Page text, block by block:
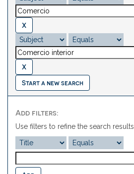
Start a new search
Add filters:
Use filters to refine the search results.